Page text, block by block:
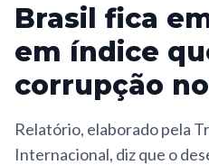
Brasil fica
em índice
corrupção
Relatório, elaborado pela
Internacional, diz que o